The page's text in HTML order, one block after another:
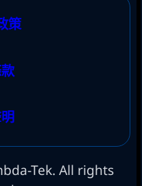
策
Tek. All rights